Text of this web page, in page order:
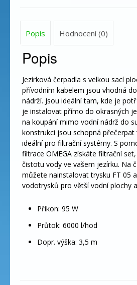
Popis Hodnocení (0)
Popis
Jezírková čerpadla s velkou sací
přívodním kabelem jsou vhodná
nádrží. Jsou ideální tam, kde je
je instalovat přímo do okrasných
na koupání mimo vodní nádrž do
konstrukci jsou schopná
ideální pro filtrační systémy. S
filtrace OMEGA získáte filtrační
čistotu vody ve vašem jezírku. Na
můžete nainstalovat trysku FT 05
vodotrysků pro větší vodní plochy
Příkon: 95 W
Průtok: 6000 l/hod
Dopr. výška: 3,5 m